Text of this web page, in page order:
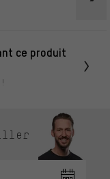
ce produit